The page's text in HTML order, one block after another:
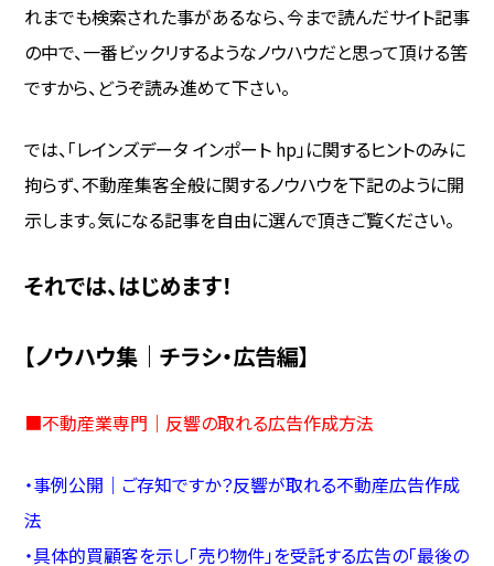
れまでも検索された事があるなら、今まで読んだサイト記事
の中で、一番ビックリするようなノウハウだと思って頂ける筈
ですから、どうぞ読み進めて下さい。
では、「レインズデータ インポート hp」に関するヒントのみに
拘らず、不動産集客全般に関するノウハウを下記のように開
示します。気になる記事を自由に選んで頂きご覧ください。
それでは、はじめます！
【ノウハウ集｜チラシ・広告編】
■不動産業専門｜反響の取れる広告作成方法
・事例公開｜ご存知ですか？反響が取れる不動産広告作成
法
・具体的買顧客を示し「売り物件」を受託する広告の「最後の